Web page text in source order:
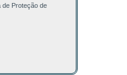
de Proteção de